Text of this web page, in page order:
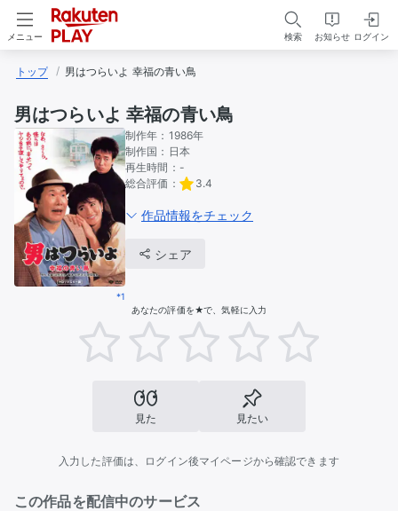
メニュー 検索 お知らせ ログイン
トップ 男はつらいよ 幸福の青い鳥
男はつらいよ 幸福の青い鳥
*1
制作年： 1986年
制作国： 日本
再生時間： -
総合評価：
3.4
作品情報をチェック
シェア
あなたの評価を★で、気軽に入力
見た 見たい
入力した評価は、ログイン後マイページから確認できます
この作品を配信中のサービス